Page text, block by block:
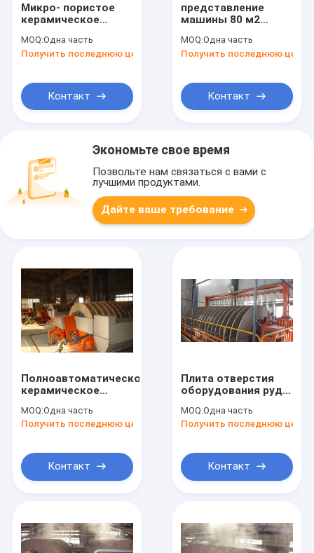
Микро- пористое
керамическое
оборудование для
отдельного Слурры
MOQ:Одна часть
Получить последнюю цену
Контакт
представление
машины 80 м2
керамическое
Деватеринг микро-
MOQ:Одна часть
Получить последнюю цену
Контакт
Экономьте свое время
Позвольте нам связаться с вами с
лучшими продуктами.
Дайте ваше требование
Полноавтоматическое
керамическое
сверхмощное
окружающей среды
дружелюбное
MOQ:Одна часть
Получить последнюю цену
Контакт
Плита отверстия
оборудования руды
керамическая
Деватеринг микро-
шуги
MOQ:Одна часть
Получить последнюю цену
Контакт